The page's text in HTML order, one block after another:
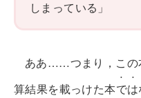
しまっている」
ああ……つまり，この
算結果を載っけた本で